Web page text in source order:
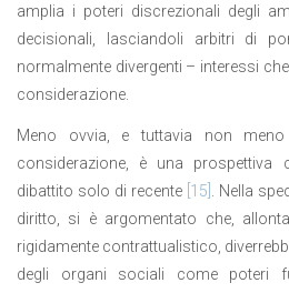
amplia i poteri discrezionali degli
decisionali, lasciandoli arbitri di
normalmente divergenti – interessi
considerazione.
Meno ovvia, e tuttavia non
considerazione, è una prospettiva
dibattito solo di recente [15] . Nella
diritto, si è argomentato che,
rigidamente contrattualistico,
degli organi sociali come poteri